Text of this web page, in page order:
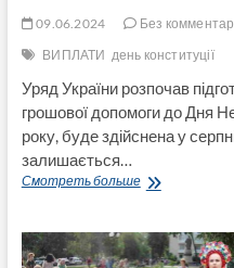
09.06.2024
Без
ВИПЛАТИ день конституції
Уряд України розпочав
грошової допомоги до Дня
року, буде здійснена у
залишається…
Смотреть большеСтартував
до
виплати